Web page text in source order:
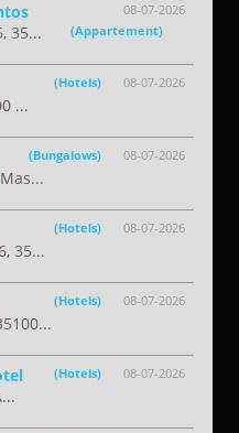
08-07-2026
(Appartement)
35...
08-07-2026
(Hotels)
...
08-07-2026
(Bungalows)
08-07-2026
(Hotels)
35...
08-07-2026
(Hotels)
08-07-2026
(Hotels)